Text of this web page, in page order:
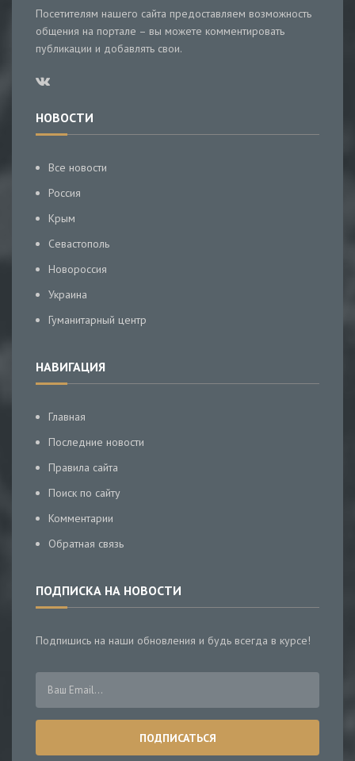
Посетителям нашего сайта предоставляем возможность
общения на портале – вы можете комментировать
публикации и добавлять свои.
НОВОСТИ
Все новости
Россия
Крым
Севастополь
Новороссия
Украина
Гуманитарный центр
НАВИГАЦИЯ
Главная
Последние новости
Правила сайта
Поиск по сайту
Комментарии
Обратная связь
ПОДПИСКА НА НОВОСТИ
Подпишись на наши обновления и будь всегда в курсе!